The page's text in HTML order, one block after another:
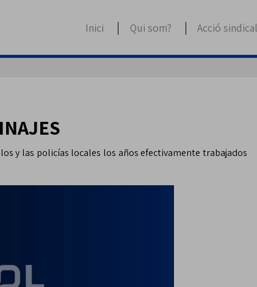
Inici Qui som? Acció sindical
y las policías locales los años efectivamente trabajados